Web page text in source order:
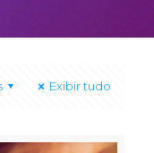
Exibir tudo